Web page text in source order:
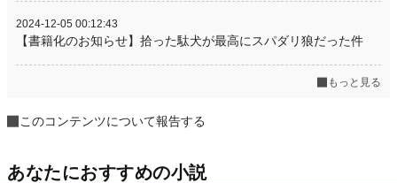
2024-12-05 00:12:43
【書籍化のお知らせ】拾った駄犬が最高にスパダリ狼だった件
もっと見る
このコンテンツについて報告する
あなたにおすすめの小説